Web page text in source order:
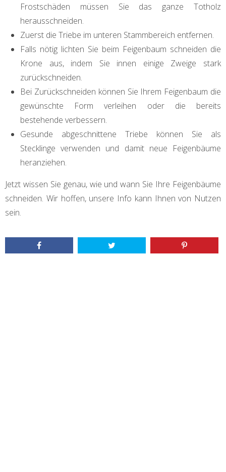
Frostschäden müssen Sie das ganze Totholz
herausschneiden.
Zuerst die Triebe im unteren Stammbereich entfernen.
Falls nötig lichten Sie beim Feigenbaum schneiden die
Krone aus, indem Sie innen einige Zweige stark
zurückschneiden.
Bei Zurückschneiden können Sie Ihrem Feigenbaum die
gewünschte Form verleihen oder die bereits
bestehende verbessern.
Gesunde abgeschnittene Triebe können Sie als
Stecklinge verwenden und damit neue Feigenbäume
heranziehen.
Jetzt wissen Sie genau, wie und wann Sie Ihre Feigenbäume
schneiden. Wir hoffen, unsere Info kann Ihnen von Nutzen
sein.